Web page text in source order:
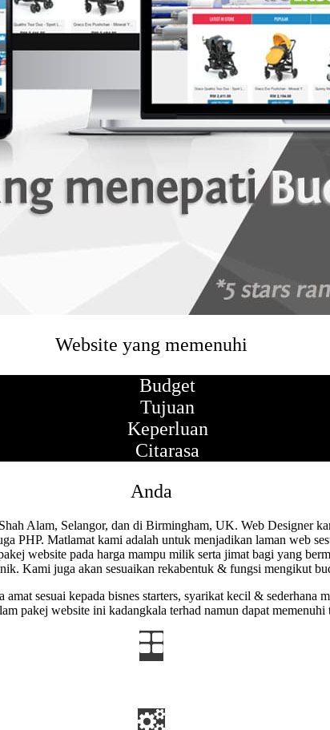
Website yang memenuhi
Budget
Tujuan
Keperluan
Citarasa
Anda
Alam, Selangor, dan di Birmingham, UK. Web Designer
PHP. Matlamat kami adalah untuk menjadikan laman web
website pada harga mampu milik serta jimat bagi yang
Kami juga akan sesuaikan rekabentuk & fungsi mengikut
sesuai kepada bisnes starters, syarikat kecil &
pakej website ini kadangkala terhad namun dapat memenuhi